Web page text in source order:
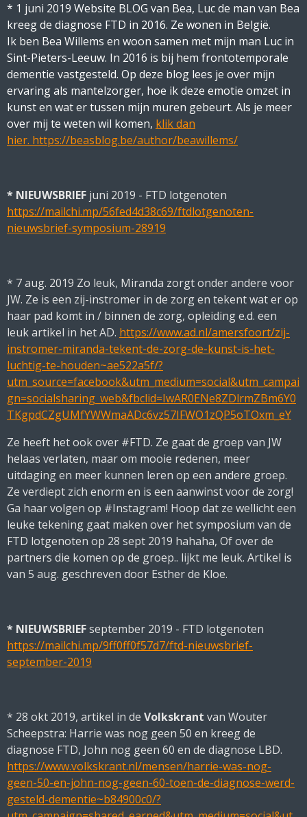
* 1 juni 2019 Website BLOG van Bea, Luc de man van Bea
kreeg de diagnose FTD in 2016. Ze wonen in België.
Ik ben Bea Willems en woon samen met mijn man Luc in
Sint-Pieters-Leeuw. In 2016 is bij hem frontotemporale
dementie vastgesteld. Op deze blog lees je over mijn
ervaring als mantelzorger, hoe ik deze emotie omzet in
kunst en wat er tussen mijn muren gebeurt. Als je meer
over mij te weten wil komen, klik dan
hier. https://beasblog.be/author/beawillems/
* NIEUWSBRIEF juni 2019 - FTD lotgenoten
https://mailchi.mp/56fed4d38c69/ftdlotgenoten-
nieuwsbrief-symposium-28919
* 7 aug. 2019 Zo leuk, Miranda zorgt onder andere voor
JW. Ze is een zij-instromer in de zorg en tekent wat er op
haar pad komt in / binnen de zorg, opleiding e.d. een
leuk artikel in het AD. https://www.ad.nl/amersfoort/zij-
instromer-miranda-tekent-de-zorg-de-kunst-is-het-
luchtig-te-houden~ae522a5f/?
utm_source=facebook&utm_medium=social&utm_campai
gn=socialsharing_web&fbclid=IwAR0ENe8ZDlrmZBm6Y0
TKgpdCZgUMfYWWmaADc6vz57IFWO1zQP5oTOxm_eY
Ze heeft het ook over #FTD. Ze gaat de groep van JW
helaas verlaten, maar om mooie redenen, meer
uitdaging en meer kunnen leren op een andere groep.
Ze verdiept zich enorm en is een aanwinst voor de zorg!
Ga haar volgen op #Instagram! Hoop dat ze wellicht een
leuke tekening gaat maken over het symposium van de
FTD lotgenoten op 28 sept 2019 hahaha, Of over de
partners die komen op de groep.. lijkt me leuk. Artikel is
van 5 aug. geschreven door Esther de Kloe.
* NIEUWSBRIEFseptember 2019 - FTD lotgenoten
https://mailchi.mp/9ff0ff0f57d7/ftd-nieuwsbrief-
september-2019
* 28 okt 2019, artikel in de Volkskrant van Wouter
Scheepstra: Harrie was nog geen 50 en kreeg de
diagnose FTD, John nog geen 60 en de diagnose LBD.
https://www.volkskrant.nl/mensen/harrie-was-nog-
geen-50-en-john-nog-geen-60-toen-de-diagnose-werd-
gesteld-dementie~b84900c0/?